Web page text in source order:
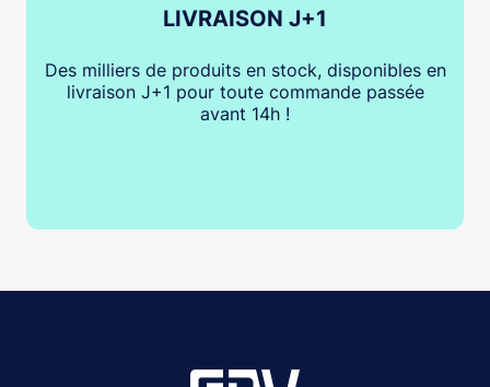
LIVRAISON J+1
Des milliers de produits en stock, disponibles en
livraison J+1 pour toute commande passée
avant 14h !